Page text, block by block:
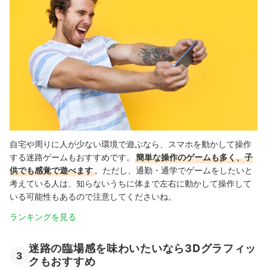
自宅や周りに人が少ない環境で遊ぶなら、スマホを動かして操作
する迷路ゲームもおすすめです。
簡単な操作のゲームも多く、子
供でも感覚で遊べます 。ただし、通勤・通学でゲームをしたいと
考えている人は、知らないうちに体まで左右に動かして操作して
いる可能性もあるので注意してくださいね。
ランキングを見る
3
迷路の臨場感を味わいたいなら3Dグラフィッ
クもおすすめ